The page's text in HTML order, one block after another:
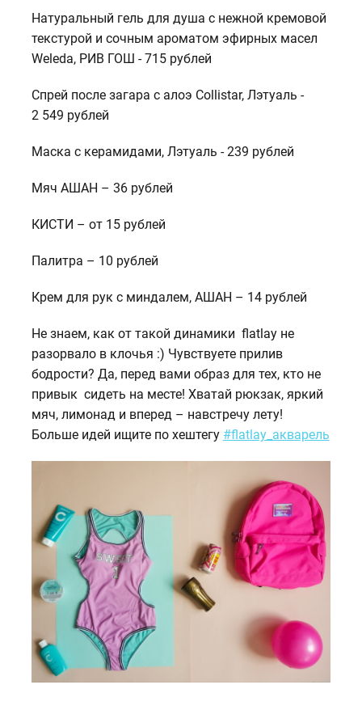
Натуральный гель для душа с нежной кремовой
текстурой и сочным ароматом эфирных масел
Weleda, РИВ ГОШ - 715 рублей
Спрей после загара с алоэ Сollistar, Лэтуаль -
2 549 рублей
Маска с керамидами, Лэтуаль - 239 рублей
Мяч АШАН – 36 рублей
КИСТИ – от 15 рублей
Палитра – 10 рублей
Крем для рук с миндалем, АШАН – 14 рублей
Не знаем, как от такой динамики flatlay не
разорвало в клочья :) Чувствуете прилив
бодрости? Да, перед вами образ для тех, кто не
привык сидеть на месте! Хватай рюкзак, яркий
мяч, лимонад и вперед – навстречу лету!
Больше идей ищите по хештегу #flatlay_акварель